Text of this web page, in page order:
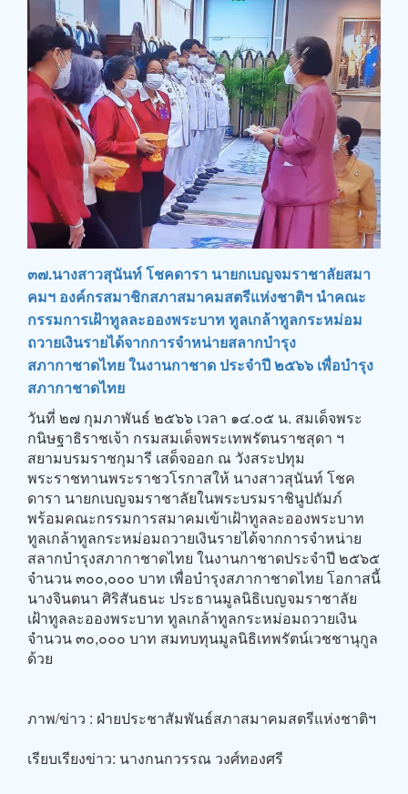
๓๗.นางสาวสุนันท์ โชคดารา นายกเบญจมราชาลัยสมา
คมฯ องค์กรสมาชิกสภาสมาคมสตรีแห่งชาติฯ นำคณะ
กรรมการเฝ้าทูลละอองพระบาท ทูลเกล้าทูลกระหม่อม
ถวายเงินรายได้จากการจำหน่ายสลากบำรุง
สภากาชาดไทย ในงานกาชาด ประจำปี ๒๕๖๖ เพื่อบำรุง
สภากาชาดไทย
วันที่ ๒๗ กุมภาพันธ์ ๒๕๖๖ เวลา ๑๔.๐๕ น. สมเด็จพระ
กนิษฐาธิราชเจ้า กรมสมเด็จพระเทพรัตนราชสุดา ฯ
สยามบรมราชกุมารี เสด็จออก ณ วังสระปทุม
พระราชทานพระราชวโรกาสให้ นางสาวสุนันท์ โชค
ดารา นายกเบญจมราชาลัยในพระบรมราชินูปถัมภ์
พร้อมคณะกรรมการสมาคมเข้าเฝ้าทูลละอองพระบาท
ทูลเกล้าทูลกระหม่อมถวายเงินรายได้จากการจำหน่าย
สลากบำรุงสภากาชาดไทย ในงานกาชาดประจำปี ๒๕๖๕
จำนวน ๓๐๐,๐๐๐ บาท เพื่อบำรุงสภากาชาดไทย โอกาสนี้
นางจินตนา ศิริสันธนะ ประธานมูลนิธิเบญจมราชาลัย
เฝ้าทูลละอองพระบาท ทูลเกล้าทูลกระหม่อมถวายเงิน
จำนวน ๓๐,๐๐๐ บาท สมทบทุนมูลนิธิเทพรัตน์เวชชานุกูล
ด้วย
ภาพ/ข่าว : ฝ่ายประชาสัมพันธ์สภาสมาคมสตรีแห่งชาติฯ
เรียบเรียงข่าว: นางกนกวรรณ วงศ์ทองศรี